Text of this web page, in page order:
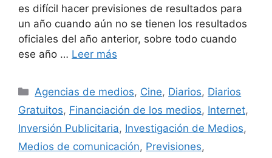
es difícil hacer previsiones de resultados para
un año cuando aún no se tienen los resultados
oficiales del año anterior, sobre todo cuando
ese año … Leer más
Categorías
Agencias de medios, Cine, Diarios, Diarios
Gratuitos, Financiación de los medios, Internet,
Inversión Publicitaria, Investigación de Medios,
Medios de comunicación, Previsiones,